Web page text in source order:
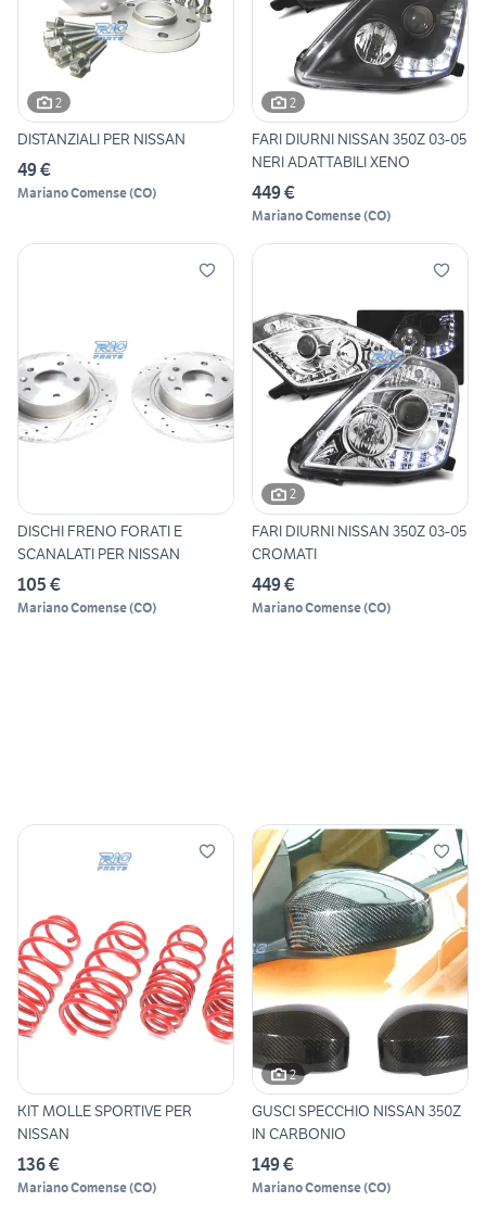
2
DISTANZIALI PER NISSAN
49 €
Mariano Comense(CO)
2
FARI DIURNI NISSAN 350Z 03-05
NERI ADATTABILI XENO
449 €
Mariano Comense(CO)
DISCHI FRENO FORATI E
SCANALATI PER NISSAN
105 €
Mariano Comense(CO)
2
FARI DIURNI NISSAN 350Z 03-05
CROMATI
449 €
Mariano Comense(CO)
KIT MOLLE SPORTIVE PER
NISSAN
136 €
Mariano Comense(CO)
2
GUSCI SPECCHIO NISSAN 350Z
IN CARBONIO
149 €
Mariano Comense(CO)